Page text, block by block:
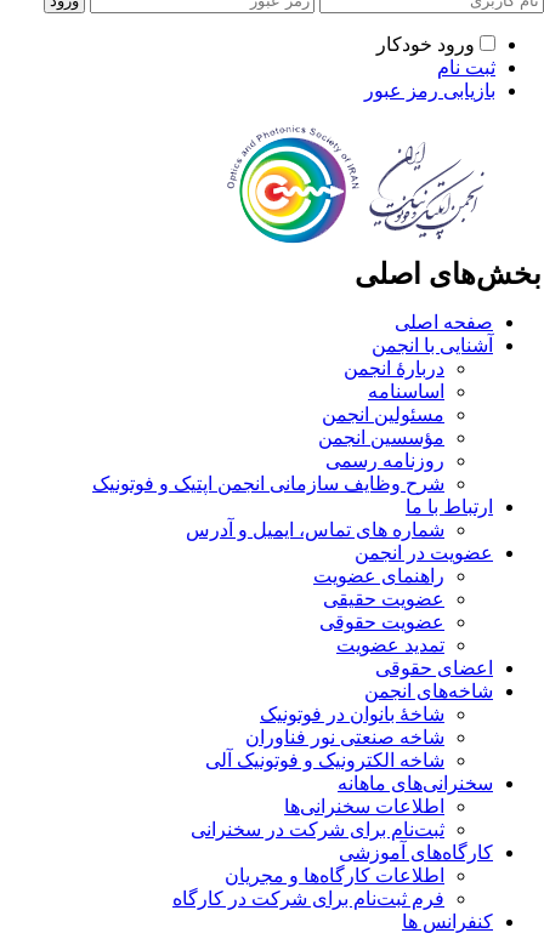
ورود خودکار
ثبت نام
بازیابی رمز عبور
اصلی
صفحه اصلی
آشنایی با انجمن
دربارۀ انجمن
اساسنامه
مسئولین انجمن
مؤسسین انجمن
روزنامه رسمی
شرح وظایف سازمانی انجمن اپتیک و فوتونیک
ارتباط با ما
شماره های تماس، ایمیل و آدرس
عضویت در انجمن
راهنمای عضویت
عضویت حقیقی
عضویت حقوقی
تمدید عضویت
اعضای حقوقی
شاخه‌های انجمن
شاخۀ بانوان در فوتونیک
شاخه صنعتی نور فناوران
شاخه‌ الکترونیک و فوتونیک آلی
سخنرانی‌های ماهانه
اطلاعات سخنرانی‌‌ها
ثبت‌نام برای شرکت در سخنرانی
کارگاه‌های آموزشی
اطلاعات کارگاه‌ها و مجریان
فرم ثبت‌نام برای شرکت در کارگاه
کنفرانس ها